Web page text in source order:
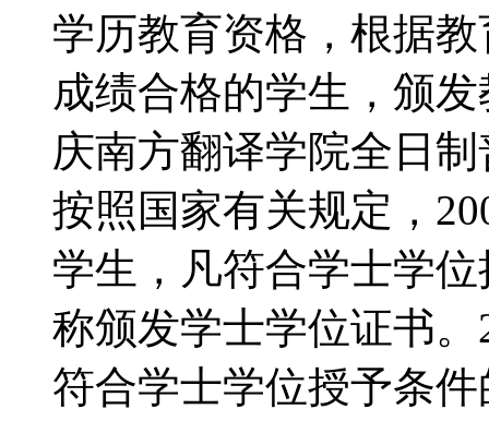
学历教育资格，根据
成绩合格的学生，颁
庆南方翻译学院全日
按照国家有关规定，
学生，凡符合学士学
称颁发学士学位证书
符合学士学位授予条